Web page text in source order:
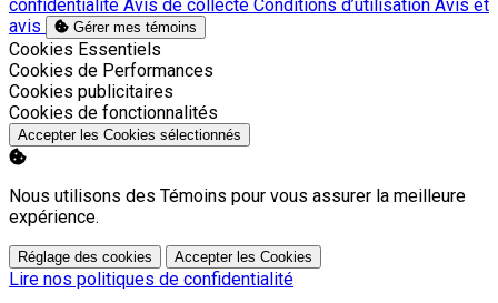
confidentialité Avis de collecte Conditions d’utilisation Avis et
avis
Gérer mes témoins
Activer
Cookies Essentiels
Activer
Cookies de Performances
Activer
Cookies publicitaires
Activer
Cookies de fonctionnalités
Accepter les Cookies sélectionnés
Nous utilisons des Témoins pour vous assurer la meilleure
expérience.
Réglage des cookies Accepter les Cookies
Lire nos politiques de confidentialité